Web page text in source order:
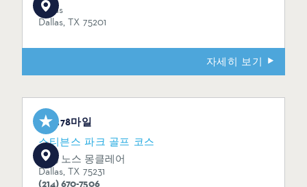
Dallas
Dallas, TX 75201
자세히 보기
3.78마일
스티븐스 파크 골프 코스
1005 노스 몽클레어
Dallas, TX 75231
(214) 670-7506